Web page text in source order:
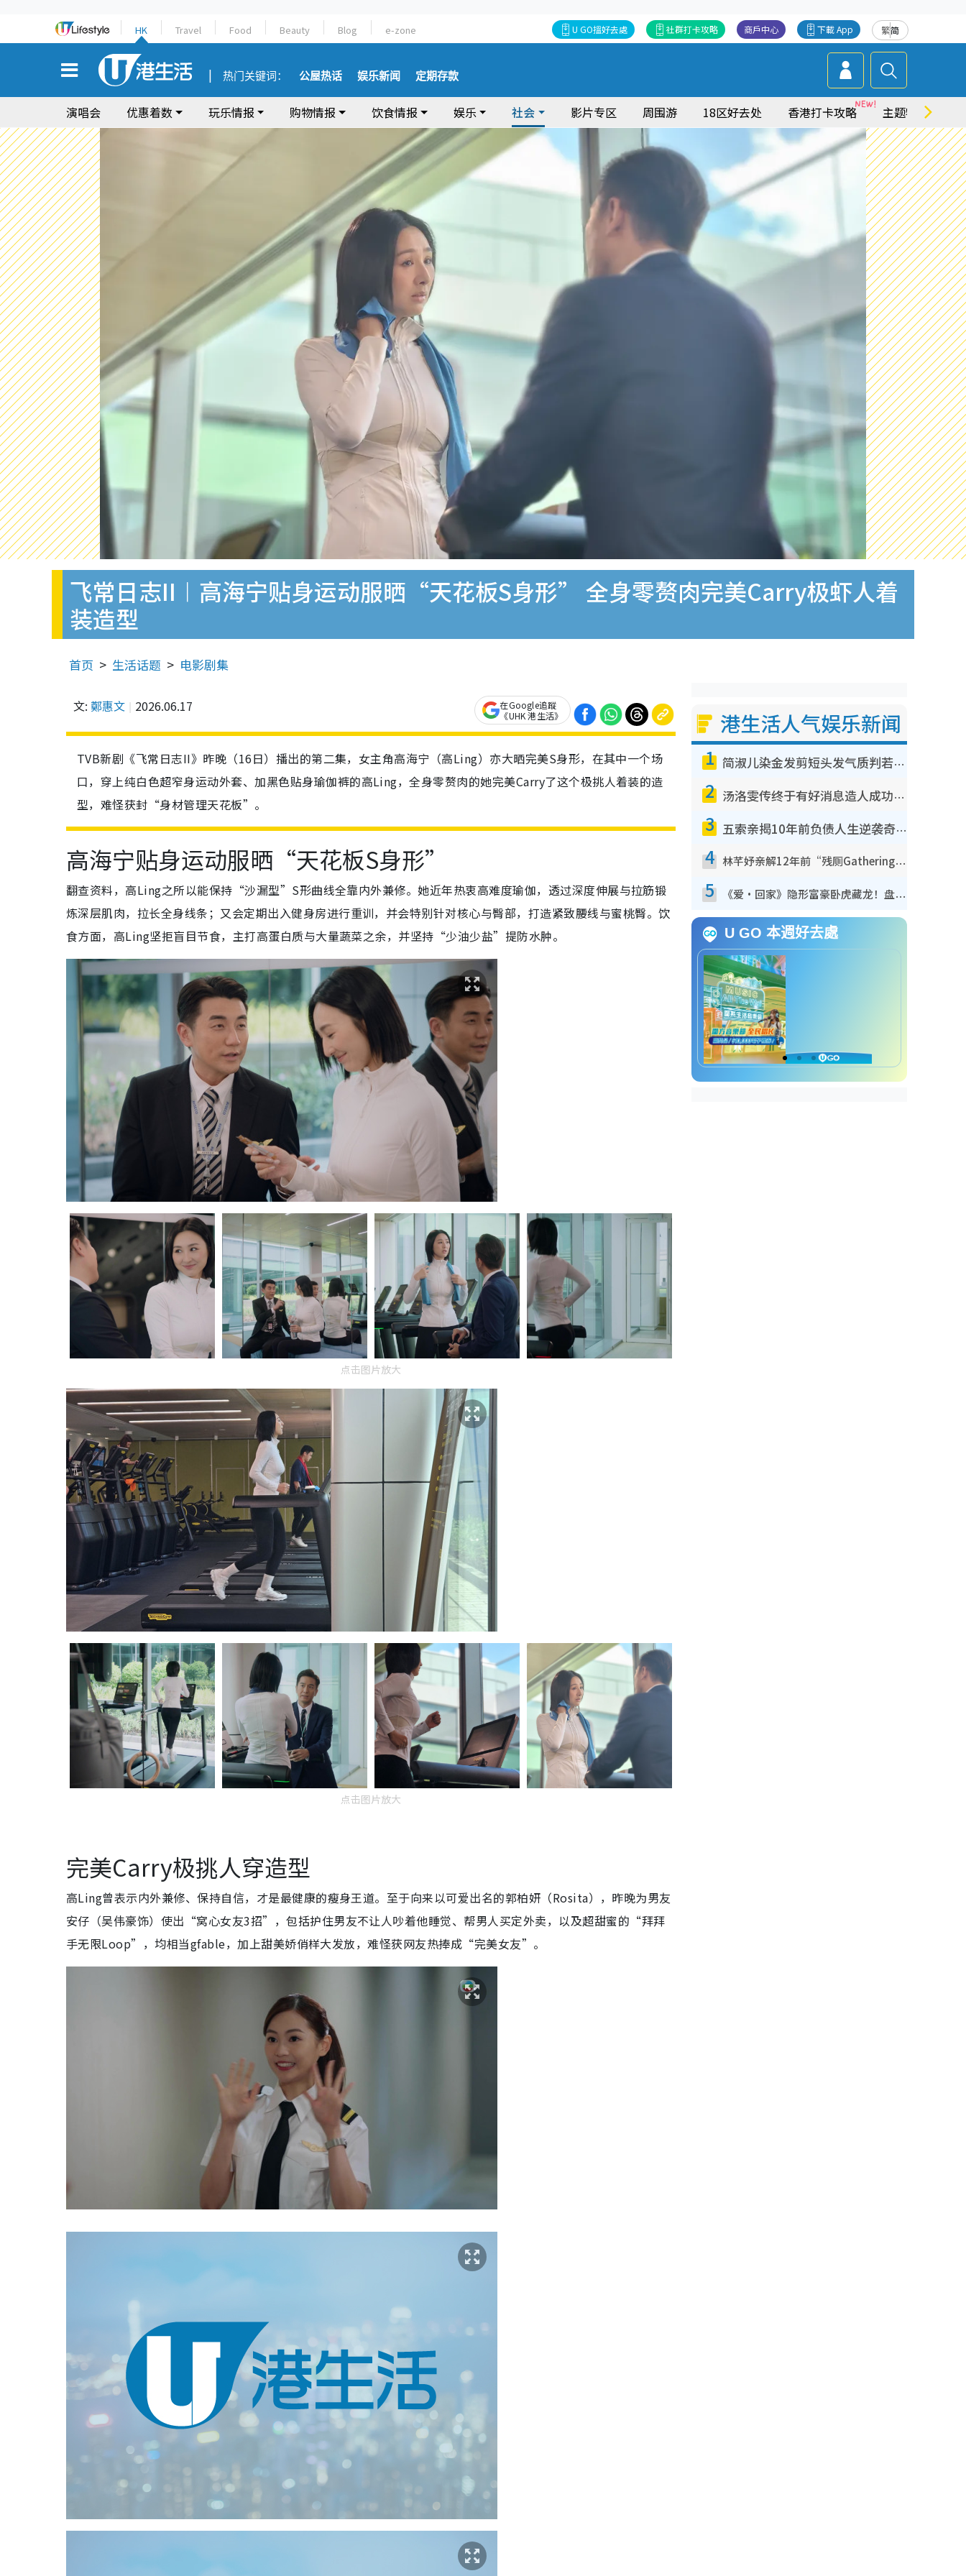
HK Travel Food Beauty Blog e-zone 繁简
下載 App
商戶中心
社群打卡攻略
U GO搵好去處
热门关键词： 公屋热话 娱乐新闻 定期存款
演唱会 优惠着数 玩乐情报 购物情报 饮食情报 娱乐 社会 影片专区 周围游 18区好去处 香港打卡攻略 主题特集
飞常日志II︱高海宁贴身运动服晒“天花板S身形” 全身零赘肉完美Carry极虾人着
装造型
首页 生活话题 电影剧集
文: 鄭惠文 2026.06.17
在Google追蹤
《UHK 港生活》
TVB新剧《飞常日志II》昨晚（16日）播出的第二集，女主角高海宁（高Ling）亦大晒完美S身形，在其中一个场
口，穿上纯白色超窄身运动外套、加黑色贴身瑜伽裤的高Ling，全身零赘肉的她完美Carry了这个极挑人着装的造
型，难怪获封“身材管理天花板”。
高海宁贴身运动服晒“天花板S身形”
翻查资料，高Ling之所以能保持“沙漏型”S形曲线全靠内外兼修。她近年热衷高难度瑜伽，透过深度伸展与拉筋锻
炼深层肌肉，拉长全身线条；又会定期出入健身房进行重训，并会特别针对核心与臀部，打造紧致腰线与蜜桃臀。饮
食方面，高Ling坚拒盲目节食，主打高蛋白质与大量蔬菜之余，并坚持“少油少盐”提防水肿。
点击图片放大
点击图片放大
完美Carry极挑人穿造型
高Ling曾表示内外兼修、保持自信，才是最健康的瘦身王道。至于向来以可爱出名的郭柏妍（Rosita），昨晚为男友
安仔（吴伟豪饰）使出“窝心女友3招”，包括护住男友不让人吵着他睡觉、帮男人买定外卖，以及超甜蜜的“拜拜
手无限Loop”，均相当gfable，加上甜美娇俏样大发放，难怪获网友热捧成“完美女友”。
港生活人气娱乐新闻
1 简淑儿染金发剪短头发气质判若两人！吓坏老公麦大力都认不出：“你做什么？”
2 汤洛雯传终于有好消息造人成功！两大细节曝孕味极浓引猜测：大肚婆先会咁！
3 五索亲揭10年前负债人生逆袭奇迹！全靠去一地方转运后即遇上马先生
4 林芊妤亲解12年前“残厕Gathering”真相！高层解约一句话重创尊严，至今拒返TVB
5 《爱·回家》隐形富豪卧虎藏龙！盘点12位财气逼人的有钱艺人：这位美女3亿身家不愁做
U GO 本週好去處